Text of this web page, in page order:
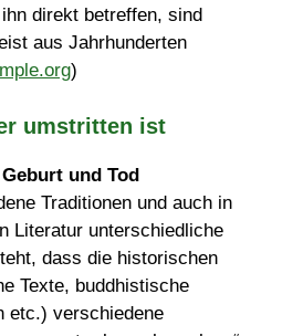
direkt betreffen, sind
aus Jahrhunderten
)
umstritten ist
und Tod
Traditionen und auch in
Literatur unterschiedliche
dass die historischen
Texte, buddhistische
etc.) verschiedene